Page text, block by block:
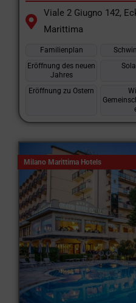
Viale 2 Giugno 142,
Marittima
Familienplan
Eröffnung des neuen
Jahres
Eröffnung zu Ostern
Milano Marittima Hotels